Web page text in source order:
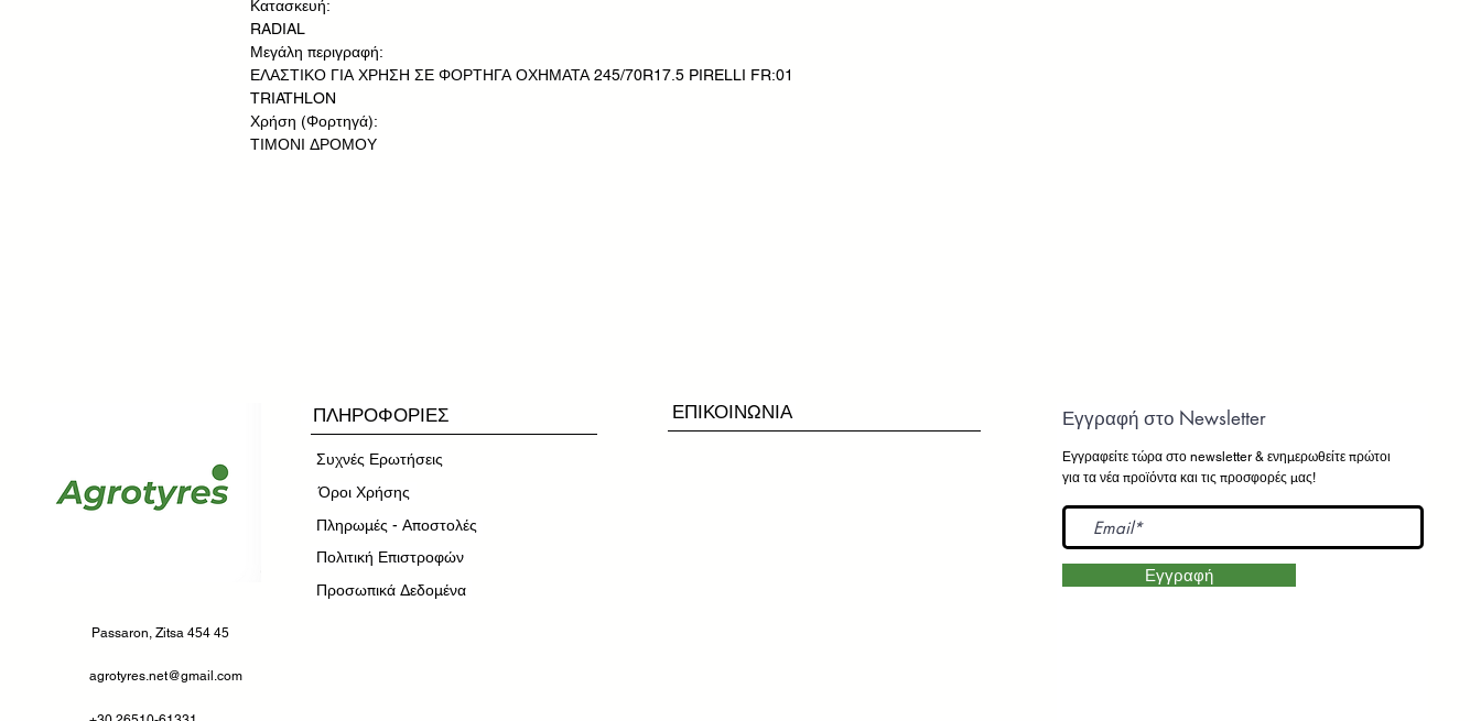
Κατασκευή:
RADIAL
Μεγάλη περιγραφή:
ΕΛΑΣΤΙΚΟ ΓΙΑ ΧΡΗΣΗ ΣΕ ΦΟΡΤΗΓΑ ΟΧΗΜΑΤΑ 245/70R17.5 PIRELLI FR:01
TRIATHLON
Χρήση (Φορτηγά):
ΤΙΜΟΝΙ ΔΡΟΜΟΥ
ΠΛΗΡΟΦΟΡΙΕΣ
Συχνές Ερωτήσεις
​Όροι Χρήσης
Πληρωμές - Αποστολές
Πολιτική Επιστροφών
Προσωπικά Δεδομένα
Passaron, Zitsa 454 45
agrotyres.net@gmail.com
ΕΠΙΚΟΙΝΩΝΙΑ Εγγραφή στο Newsletter
Εγγραφείτε τώρα στο newsletter & ενημερωθείτε πρώτοι
για τα νέα προϊόντα και τις προσφορές μας!
Εγγραφή